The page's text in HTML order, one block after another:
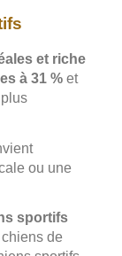
et riche
à 31 % et
ou une
sportifs
de